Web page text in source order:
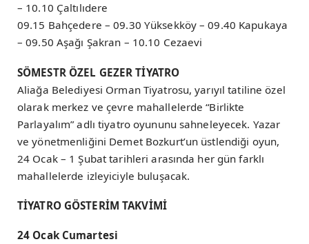
– 10.10 Çaltılıdere
09.15 Bahçedere – 09.30 Yüksekköy – 09.40 Kapukaya
– 09.50 Aşağı Şakran – 10.10 Cezaevi
SÖMESTR ÖZEL GEZER TİYATRO
Aliağa Belediyesi Orman Tiyatrosu, yarıyıl tatiline özel
olarak merkez ve çevre mahallelerde “Birlikte
Parlayalım” adlı tiyatro oyununu sahneleyecek. Yazar
ve yönetmenliğini Demet Bozkurt’un üstlendiği oyun,
24 Ocak – 1 Şubat tarihleri arasında her gün farklı
mahallelerde izleyiciyle buluşacak.
TİYATRO GÖSTERİM TAKVİMİ
24 Ocak Cumartesi